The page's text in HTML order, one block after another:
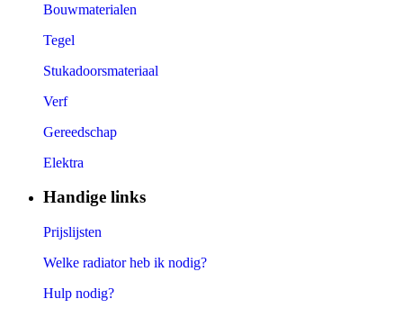
Bouwmaterialen
Tegel
Stukadoorsmateriaal
Verf
Gereedschap
Elektra
Handige links
Prijslijsten
Welke radiator heb ik nodig?
Hulp nodig?